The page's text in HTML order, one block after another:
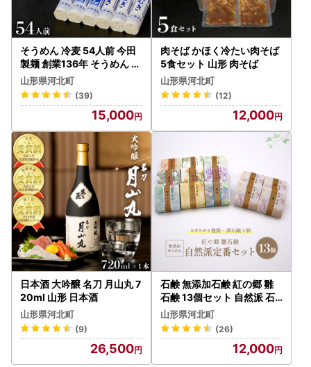
そうめん 冷麦 54人前 今田
製麺 創業136年 そうめん 冷
むぎ セット
山形県河北町
(39)
15,000
肉そば かほく冷たい肉そば
5食セット 山形 肉そば
山形県河北町
(12)
12,000
日本酒 大吟醸 名刀 月山丸 7
20ml 山形 日本酒
山形県河北町
(9)
26,500
石鹸 無添加石鹸 紅の郷 雛
石鹸 13個セット 自然派 石
鹸
山形県河北町
(26)
12,000